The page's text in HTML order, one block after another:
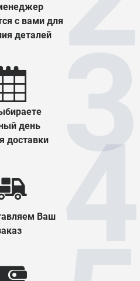
с вами для
деталей
день
доставки
Ваш